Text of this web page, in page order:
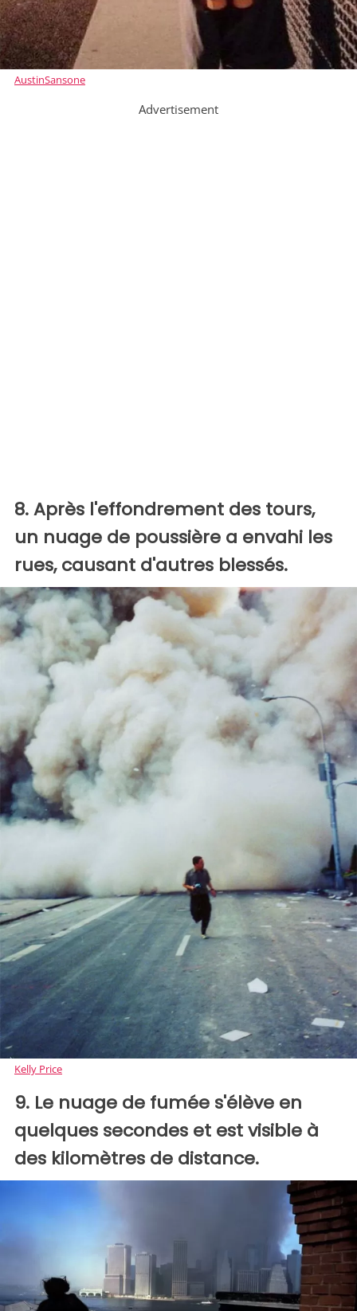
AustinSansone
Advertisement
8. Après l'effondrement des tours,
un nuage de poussière a envahi les
rues, causant d'autres blessés.
Kelly Price
9. Le nuage de fumée s'élève en
quelques secondes et est visible à
des kilomètres de distance.